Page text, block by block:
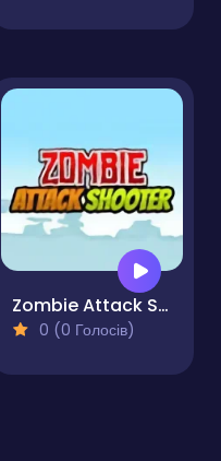
Zombie Attack Shooter
0 (0 Голосів)